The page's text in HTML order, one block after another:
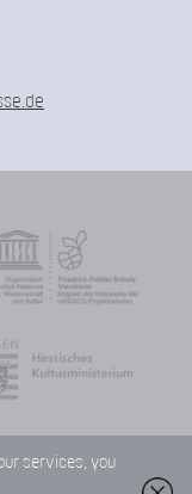
services, you